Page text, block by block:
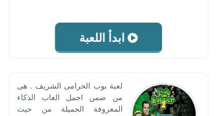
ابدأ اللعبة
لعبة بوب الحرامى الشريف . هى
من ضمن اجمل العاب الذكاء
المعروفة الجميلة من حيث